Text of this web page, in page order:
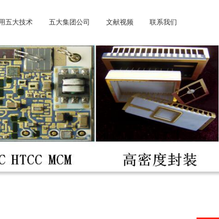
五大技术 五大集团公司 文献视频 联系我们